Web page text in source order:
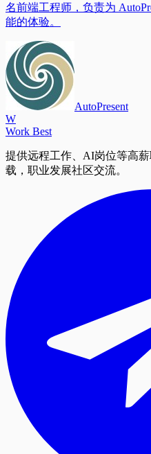
名前端工程师，负责为
能的体验。
AutoPresent
W
Work Best
提供远程工作、AI岗位等高
载，职业发展社区交流。